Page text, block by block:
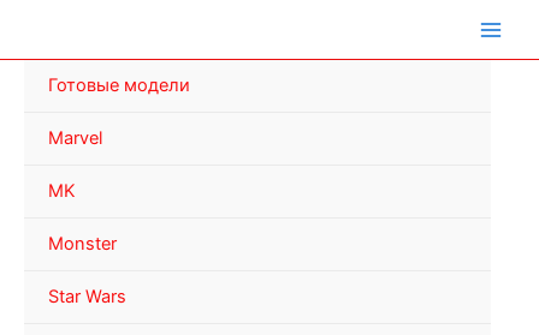
Готовые модели
Marvel
MK
Monster
Star Wars